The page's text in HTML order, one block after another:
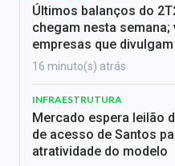
Últimos balanços do
chegam nesta semana;
empresas que
16 minuto(s) atrás
INFRAESTRUTURA
Mercado espera leilão
de acesso de Santos
atratividade do modelo